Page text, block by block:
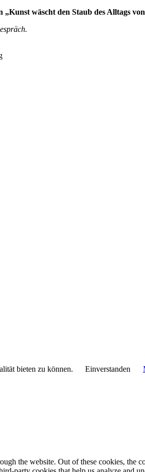
wäscht den Staub des Alltags
bieten zu können.
Einverstanden
the website. Out of these cookies, the